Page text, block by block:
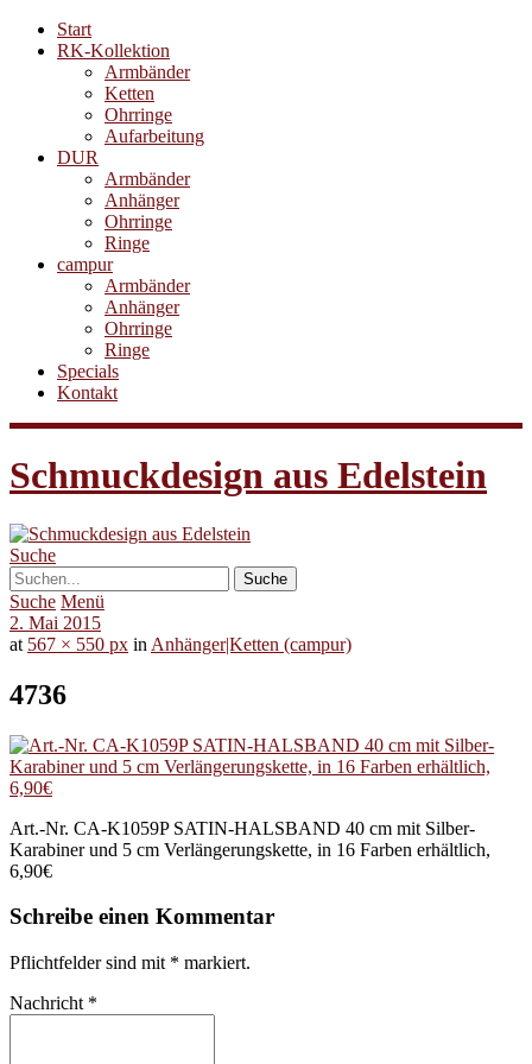
Start
RK-Kollektion
Armbänder
Ketten
Ohrringe
Aufarbeitung
DUR
Armbänder
Anhänger
Ohrringe
Ringe
campur
Armbänder
Anhänger
Ohrringe
Ringe
Specials
Kontakt
Schmuckdesign aus Edelstein
Suche
Suche Menü
2. Mai 2015
at 567 × 550 px in Anhänger|Ketten (campur)
4736
Art.-Nr. CA-K1059P SATIN-HALSBAND 40 cm mit Silber-
Karabiner und 5 cm Verlängerungskette, in 16 Farben erhältlich,
6,90€
Schreibe einen Kommentar
Pflichtfelder sind mit * markiert.
Nachricht *